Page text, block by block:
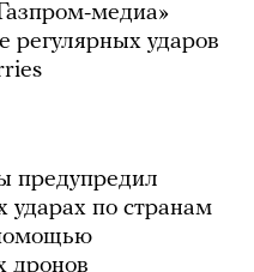
медиа»
регулярных ударов
предупредил
ударах по странам
дронов